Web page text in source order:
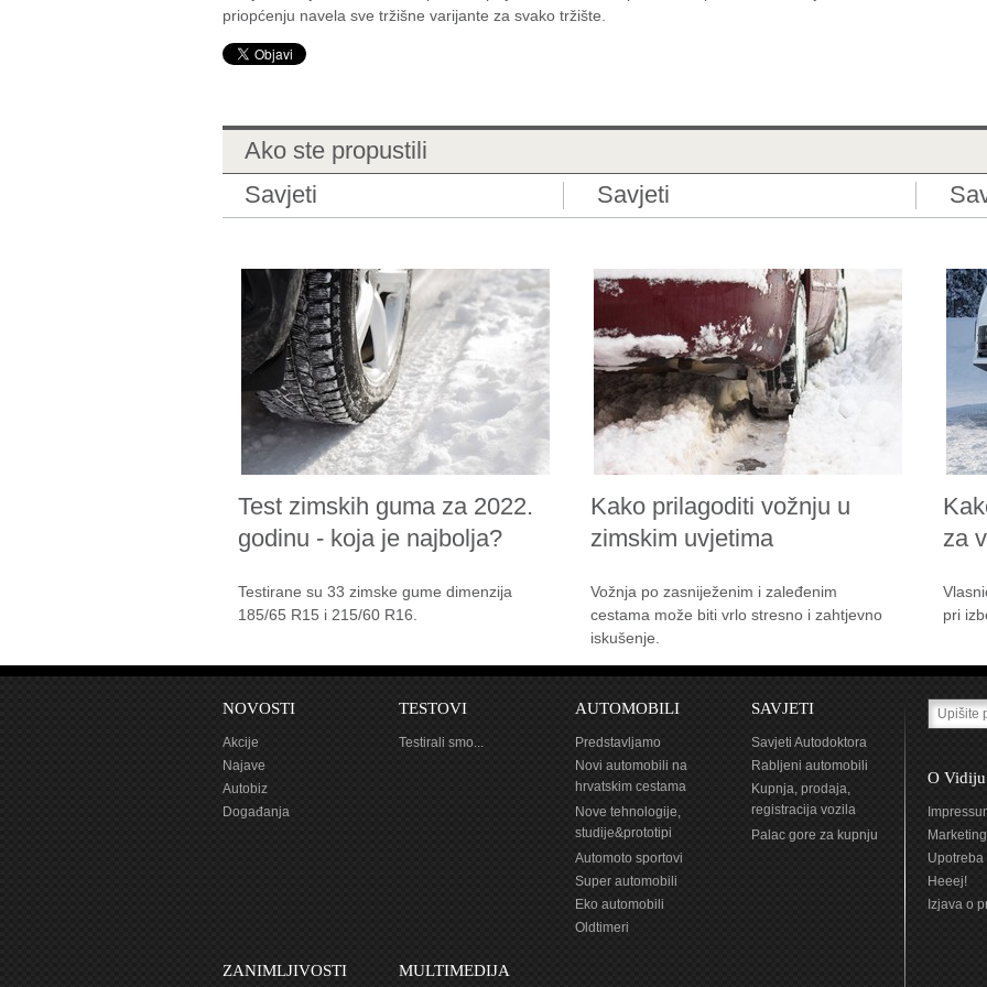
priopćenju navela sve tržišne varijante za svako tržište.
Ako ste propustili
Savjeti
Savjeti
Test zimskih guma za 2022.
godinu - koja je najbolja?
Testirane su 33 zimske gume dimenzija
185/65 R15 i 215/60 R16.
Kako prilagoditi vožnju u
zimskim uvjetima
Vožnja po zasniježenim i zaleđenim
cestama može biti vrlo stresno i zahtjevno
iskušenje.
za
pri
NOVOSTI
Akcije
Najave
Autobiz
Događanja
TESTOVI
Testirali smo...
AUTOMOBILI
Predstavljamo
Novi automobili na
hrvatskim cestama
Nove tehnologije,
studije&prototipi
Automoto sportovi
Super automobili
Eko automobili
Oldtimeri
SAVJETI
Savjeti Autodoktora
Rabljeni automobili
Kupnja, prodaja,
registracija vozila
Palac gore za kupnju
ZANIMLJIVOSTI MULTIMEDIJA
O Vidiju
Marketing
Heeej!
Izjava o